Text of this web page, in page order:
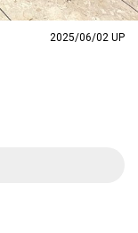
2025/06/02 UP